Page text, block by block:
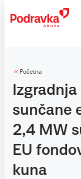
content
Početna
sunčane
2,4 MW
EU
kuna